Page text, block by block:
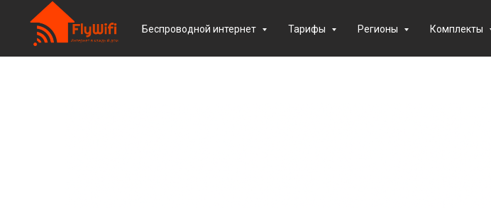
Беспроводной интернет Тарифы Регионы Комплекты